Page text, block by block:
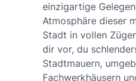
einzigartige
Atmosphäre dieser
Stadt in vollen
dir vor, du
Stadtmauern,
Fachwerkhäusern